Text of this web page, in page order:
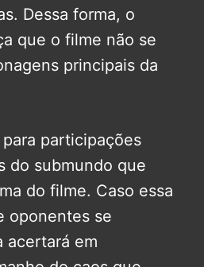
Dessa forma, o
que o filme não se
principais da
participações
do submundo que
do filme. Caso essa
oponentes se
acertará em